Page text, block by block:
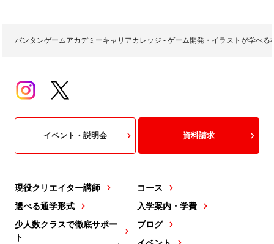
バンタンゲームアカデミーキャリアカレッジ - ゲーム開発・イラストが学べ
現役クリエイター講師
選べる通学形式
少人数クラスで徹底サポー
ト
コース
入学案内・学費
ブログ
イベント・説明会 資料請求